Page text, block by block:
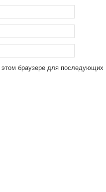
браузере для последующих